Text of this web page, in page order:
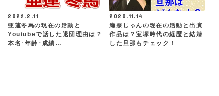
2022.2.11
亜蓮冬馬の現在の活動と
Youtubeで話した退団理由は？
本名･年齢･成績…
2020.11.14
瀬奈じゅんの現在の活動と出演
作品は？宝塚時代の経歴と結婚
した旦那もチェック！